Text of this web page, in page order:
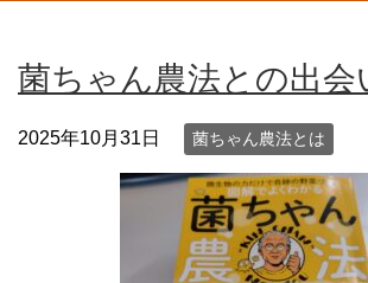
菌ちゃん農法との出会
2025年10月31日 菌ちゃん農法とは